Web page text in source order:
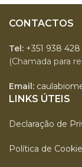
CONTACTOS
Tel: +351 938
(Chamada para
Email:
LINKS ÚTEIS
Declaração de
Política de